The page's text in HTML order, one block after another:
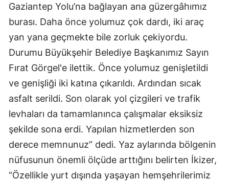
Gaziantep Yolu’na bağlayan ana güzergâhımız
burası. Daha önce yolumuz çok dardı, iki araç
yan yana geçmekte bile zorluk çekiyordu.
Durumu Büyükşehir Belediye Başkanımız Sayın
Fırat Görgel'e ilettik. Önce yolumuz genişletildi
ve genişliği iki katına çıkarıldı. Ardından sıcak
asfalt serildi. Son olarak yol çizgileri ve trafik
levhaları da tamamlanınca çalışmalar eksiksiz
şekilde sona erdi. Yapılan hizmetlerden son
derece memnunuz” dedi. Yaz aylarında bölgenin
nüfusunun önemli ölçüde arttığını belirten İkizer,
“Özellikle yurt dışında yaşayan hemşehrilerimiz